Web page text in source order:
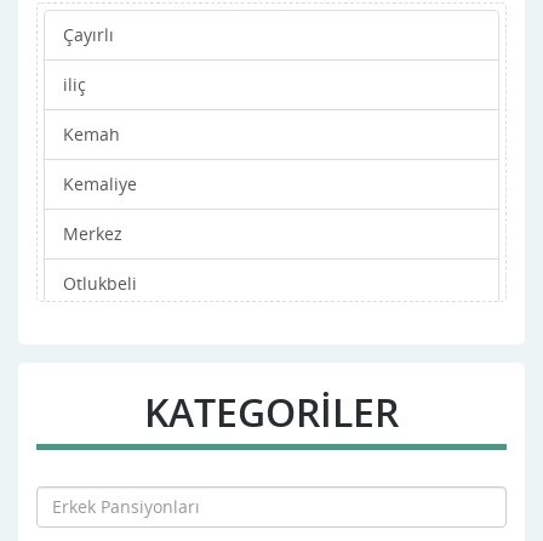
Çayırlı
iliç
Kemah
Kemaliye
Merkez
Otlukbeli
KATEGORİLER